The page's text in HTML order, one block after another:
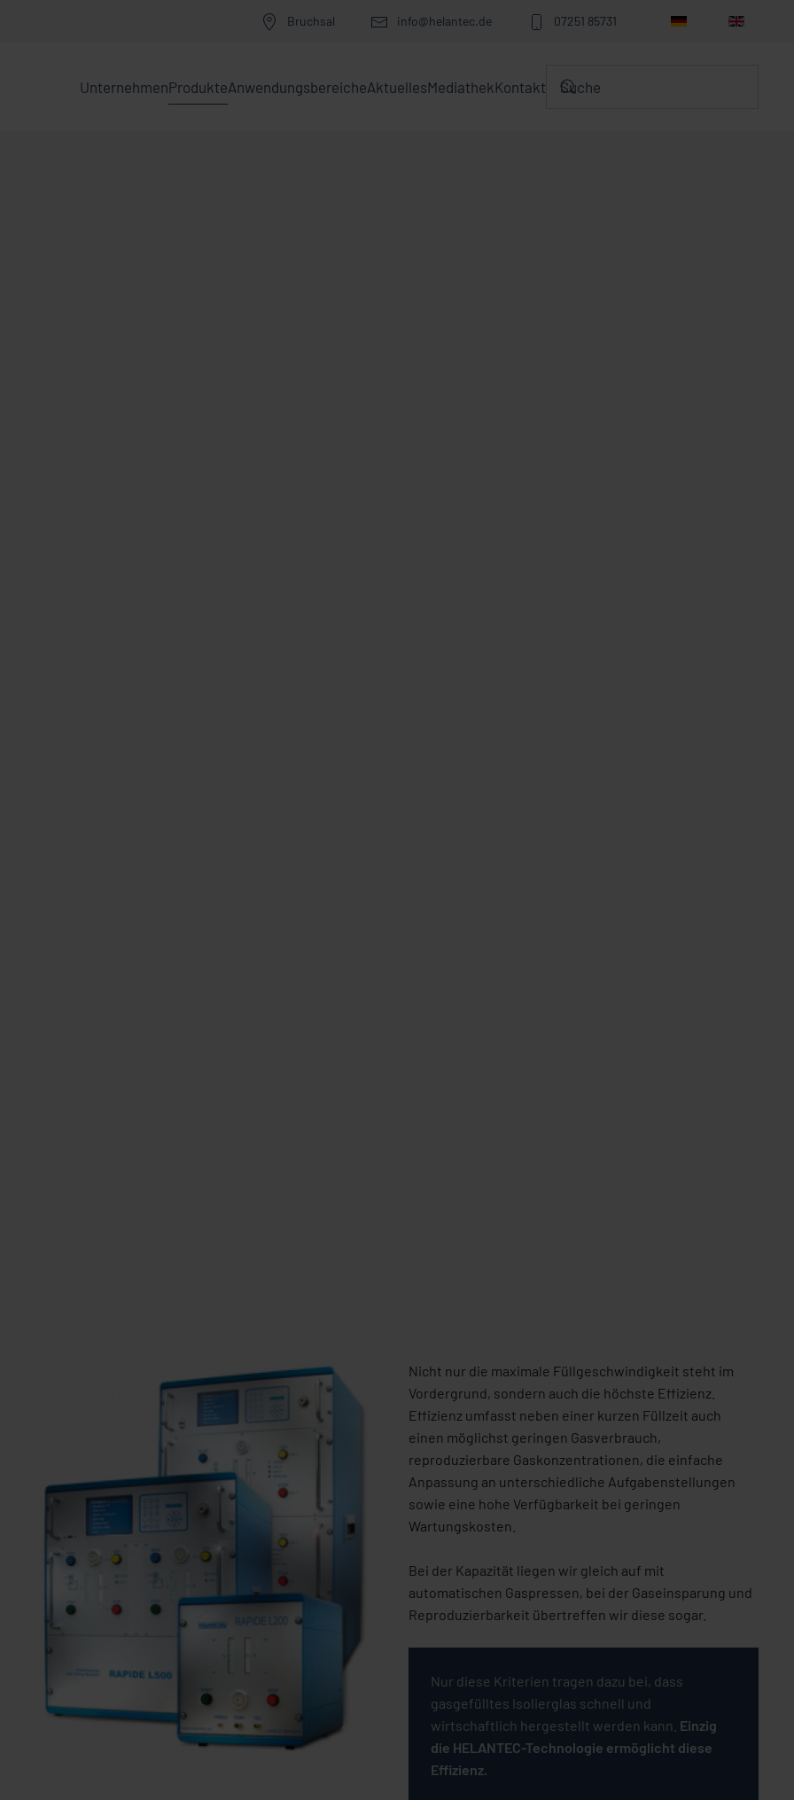
Bruchsal info@helantec.de 07251 85731
UnternehmenProdukteAnwendungsbereicheAktuellesMediathek Kontakt
Nicht nur die maximale Füllgeschwindigkeit steht im
Vordergrund, sondern auch die höchste Effizienz.
Effizienz umfasst neben einer kurzen Füllzeit auch
einen möglichst geringen Gasverbrauch,
reproduzierbare Gaskonzentrationen, die einfache
Anpassung an unterschiedliche Aufgabenstellungen
sowie eine hohe Verfügbarkeit bei geringen
Wartungskosten.
Bei der Kapazität liegen wir gleich auf mit
automatischen Gaspressen, bei der Gaseinsparung und
Reproduzierbarkeit übertreffen wir diese sogar.
Nur diese Kriterien tragen dazu bei, dass
gasgefülltes Isolierglas schnell und
wirtschaftlich hergestellt werden kann. Einzig
die HELANTEC-Technologie ermöglicht diese
Effizienz.